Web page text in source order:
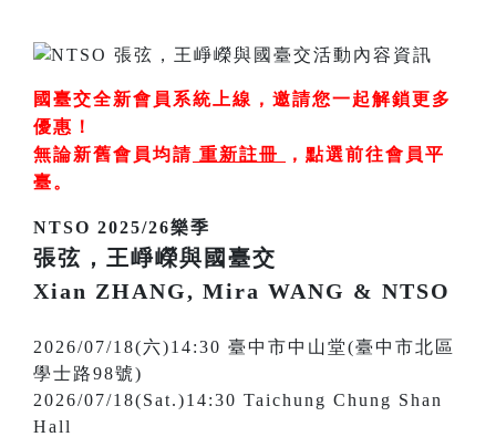
國臺交全新會員系統上線，邀請您一起解鎖更多
優惠！
無論新舊會員均請 重新註冊 ， 點選前往會員平
臺。
NTSO 2025/26樂季
張弦，王崢嶸與國臺交
Xian ZHANG, Mira WANG & NTSO
2026/07/18(六)14:30 臺中市中山堂(臺中市北區
學士路98號)
2026/07/18(Sat.)14:30 Taichung Chung Shan
Hall